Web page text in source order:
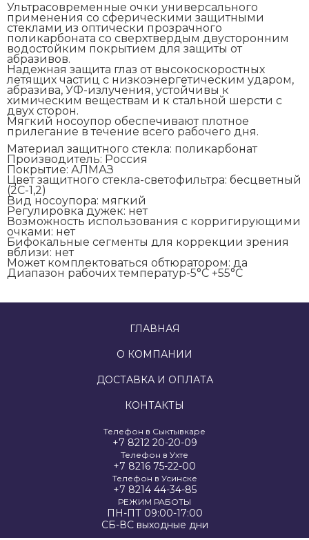
Ультрасовременные очки универсального
применения со сферическими защитными
стеклами из оптически прозрачного
поликарбоната со сверхтвердым двусторонним
водостойким покрытием для защиты от
абразивов.
Надежная защита глаз от высокоскоростных
летящих частиц с низкоэнергетическим ударом,
абразива, УФ-излучения, устойчивы к
химическим веществам и к стальной шерсти с
двух сторон.
Мягкий носоупор обеспечивают плотное
прилегание в течение всего рабочего дня.
Материал защитного стекла: поликарбонат
Производитель: Россия
Покрытие: АЛМАЗ
Цвет защитного стекла-светофильтра: бесцветный
(2С-1,2)
Вид носоупора: мягкий
Регулировка дужек: нет
Возможность использования с корригирующими
очками: нет
Бифокальные сегменты для коррекции зрения
вблизи: нет
Может комплектоваться обтюратором: да
Диапазон рабочих температур-5°C +55°C
ГЛАВНАЯ
О КОМПАНИИ
ДОСТАВКА И ОПЛАТА
КОНТАКТЫ
Телефон в Сыктывкаре
+7 8212 20-20-09
Телефон в Ухте
+7 8216 75-22-00
Телефон в Усинске
+7 8214 44-34-85
РЕЖИМ РАБОТЫ
ПН-ПТ 09:00-17:00
СБ-ВС выходные дни